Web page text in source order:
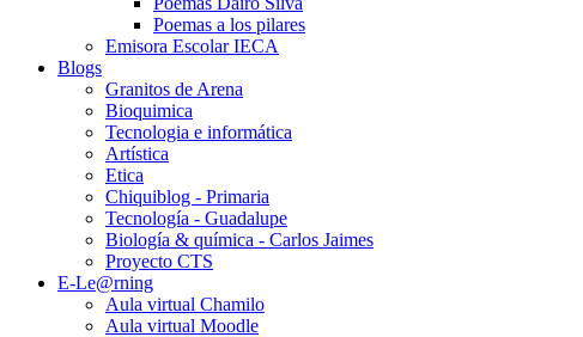
Poemas a los pilares
Emisora Escolar IECA
Blogs
Granitos de Arena
Bioquimica
Tecnologia e informática
Artística
Etica
Chiquiblog - Primaria
Tecnología - Guadalupe
Biología & química - Carlos Jaimes
Proyecto CTS
E-Le@rning
Aula virtual Chamilo
Aula virtual Moodle